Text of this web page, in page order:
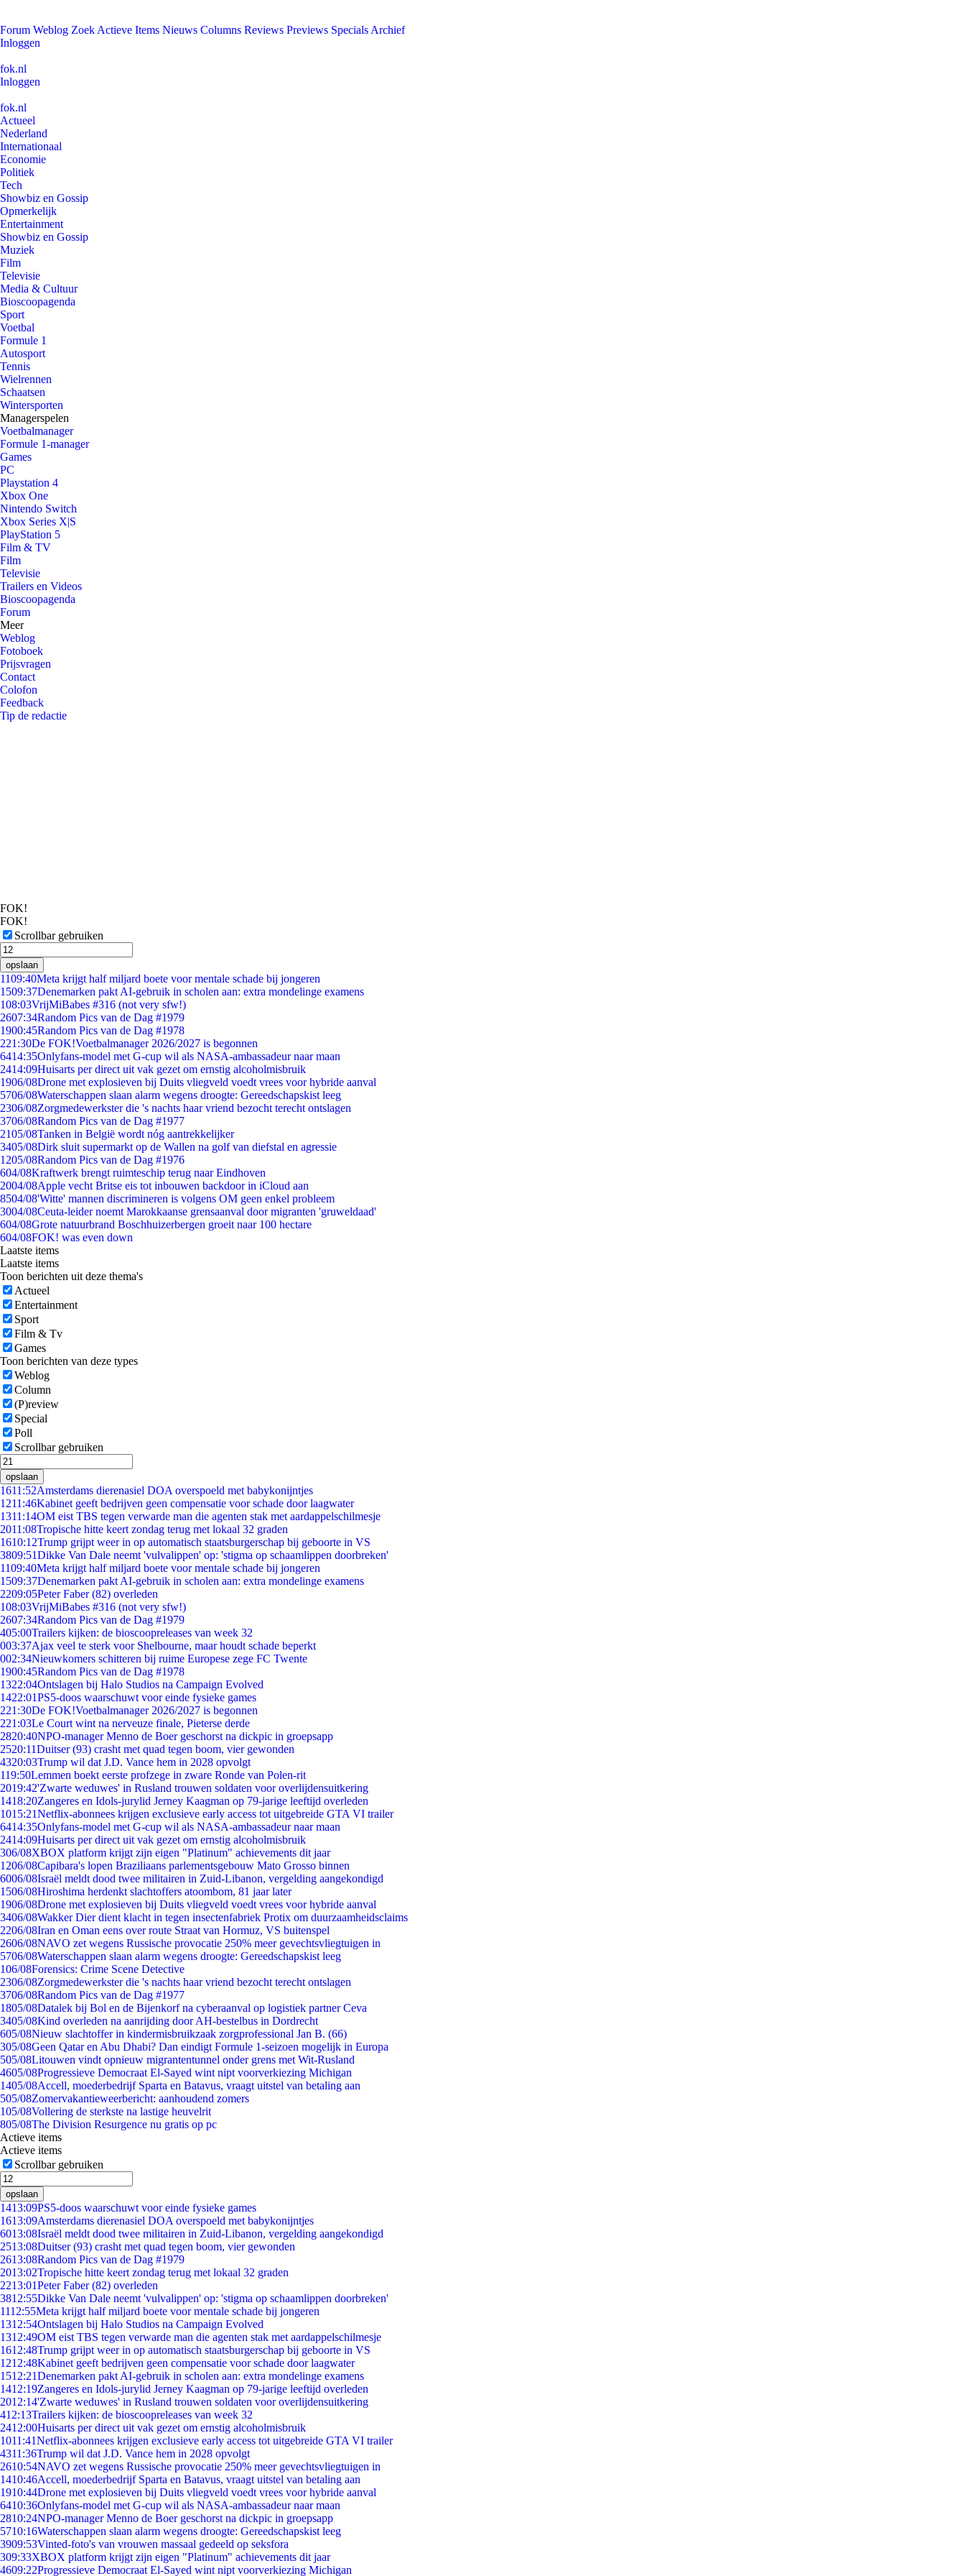
Forum Weblog Zoek Actieve Items Nieuws Columns Reviews Previews Specials Archief
Inloggen
fok.nl
Inloggen
fok.nl
Actueel
Nederland
Internationaal
Economie
Politiek
Tech
Showbiz en Gossip
Opmerkelijk
Entertainment
Showbiz en Gossip
Muziek
Film
Televisie
Media & Cultuur
Bioscoopagenda
Sport
Voetbal
Formule 1
Autosport
Tennis
Wielrennen
Schaatsen
Wintersporten
Managerspelen
Voetbalmanager
Formule 1-manager
Games
PC
Playstation 4
Xbox One
Nintendo Switch
Xbox Series X|S
PlayStation 5
Film & TV
Film
Televisie
Trailers en Videos
Bioscoopagenda
Forum
Meer
Weblog
Fotoboek
Prijsvragen
Contact
Colofon
Feedback
Tip de redactie
FOK!
FOK!
Scrollbar gebruiken
opslaan
1109:40Meta krijgt half miljard boete voor mentale schade bij jongeren
1509:37Denemarken pakt AI-gebruik in scholen aan: extra mondelinge examens
108:03VrijMiBabes #316 (not very sfw!)
2607:34Random Pics van de Dag #1979
1900:45Random Pics van de Dag #1978
221:30De FOK!Voetbalmanager 2026/2027 is begonnen
6414:35Onlyfans-model met G-cup wil als NASA-ambassadeur naar maan
2414:09Huisarts per direct uit vak gezet om ernstig alcoholmisbruik
1906/08Drone met explosieven bij Duits vliegveld voedt vrees voor hybride aanval
5706/08Waterschappen slaan alarm wegens droogte: Gereedschapskist leeg
2306/08Zorgmedewerkster die 's nachts haar vriend bezocht terecht ontslagen
3706/08Random Pics van de Dag #1977
2105/08Tanken in België wordt nóg aantrekkelijker
3405/08Dirk sluit supermarkt op de Wallen na golf van diefstal en agressie
1205/08Random Pics van de Dag #1976
604/08Kraftwerk brengt ruimteschip terug naar Eindhoven
2004/08Apple vecht Britse eis tot inbouwen backdoor in iCloud aan
8504/08'Witte' mannen discrimineren is volgens OM geen enkel probleem
3004/08Ceuta-leider noemt Marokkaanse grensaanval door migranten 'gruweldaad'
604/08Grote natuurbrand Boschhuizerbergen groeit naar 100 hectare
604/08FOK! was even down
Laatste items
Laatste items
Toon berichten uit deze thema's
Actueel
Entertainment
Sport
Film & Tv
Games
Toon berichten van deze types
Weblog
Column
(P)review
Special
Poll
Scrollbar gebruiken
opslaan
1611:52Amsterdams dierenasiel DOA overspoeld met babykonijntjes
1211:46Kabinet geeft bedrijven geen compensatie voor schade door laagwater
1311:14OM eist TBS tegen verwarde man die agenten stak met aardappelschilmesje
2011:08Tropische hitte keert zondag terug met lokaal 32 graden
1610:12Trump grijpt weer in op automatisch staatsburgerschap bij geboorte in VS
3809:51Dikke Van Dale neemt 'vulvalippen' op: 'stigma op schaamlippen doorbreken'
1109:40Meta krijgt half miljard boete voor mentale schade bij jongeren
1509:37Denemarken pakt AI-gebruik in scholen aan: extra mondelinge examens
2209:05Peter Faber (82) overleden
108:03VrijMiBabes #316 (not very sfw!)
2607:34Random Pics van de Dag #1979
405:00Trailers kijken: de bioscoopreleases van week 32
003:37Ajax veel te sterk voor Shelbourne, maar houdt schade beperkt
002:34Nieuwkomers schitteren bij ruime Europese zege FC Twente
1900:45Random Pics van de Dag #1978
1322:04Ontslagen bij Halo Studios na Campaign Evolved
1422:01PS5-doos waarschuwt voor einde fysieke games
221:30De FOK!Voetbalmanager 2026/2027 is begonnen
221:03Le Court wint na nerveuze finale, Pieterse derde
2820:40NPO-manager Menno de Boer geschorst na dickpic in groepsapp
2520:11Duitser (93) crasht met quad tegen boom, vier gewonden
4320:03Trump wil dat J.D. Vance hem in 2028 opvolgt
119:50Lemmen boekt eerste profzege in zware Ronde van Polen-rit
2019:42'Zwarte weduwes' in Rusland trouwen soldaten voor overlijdensuitkering
1418:20Zangeres en Idols-jurylid Jerney Kaagman op 79-jarige leeftijd overleden
1015:21Netflix-abonnees krijgen exclusieve early access tot uitgebreide GTA VI trailer
6414:35Onlyfans-model met G-cup wil als NASA-ambassadeur naar maan
2414:09Huisarts per direct uit vak gezet om ernstig alcoholmisbruik
306/08XBOX platform krijgt zijn eigen "Platinum" achievements dit jaar
1206/08Capibara's lopen Braziliaans parlementsgebouw Mato Grosso binnen
6006/08Israël meldt dood twee militairen in Zuid-Libanon, vergelding aangekondigd
1506/08Hiroshima herdenkt slachtoffers atoombom, 81 jaar later
1906/08Drone met explosieven bij Duits vliegveld voedt vrees voor hybride aanval
3406/08Wakker Dier dient klacht in tegen insectenfabriek Protix om duurzaamheidsclaims
2206/08Iran en Oman eens over route Straat van Hormuz, VS buitenspel
2606/08NAVO zet wegens Russische provocatie 250% meer gevechtsvliegtuigen in
5706/08Waterschappen slaan alarm wegens droogte: Gereedschapskist leeg
106/08Forensics: Crime Scene Detective
2306/08Zorgmedewerkster die 's nachts haar vriend bezocht terecht ontslagen
3706/08Random Pics van de Dag #1977
1805/08Datalek bij Bol en de Bijenkorf na cyberaanval op logistiek partner Ceva
3405/08Kind overleden na aanrijding door AH-bestelbus in Dordrecht
605/08Nieuw slachtoffer in kindermisbruikzaak zorgprofessional Jan B. (66)
305/08Geen Qatar en Abu Dhabi? Dan eindigt Formule 1-seizoen mogelijk in Europa
505/08Litouwen vindt opnieuw migrantentunnel onder grens met Wit-Rusland
4605/08Progressieve Democraat El-Sayed wint nipt voorverkiezing Michigan
1405/08Accell, moederbedrijf Sparta en Batavus, vraagt uitstel van betaling aan
505/08Zomervakantieweerbericht: aanhoudend zomers
105/08Vollering de sterkste na lastige heuvelrit
805/08The Division Resurgence nu gratis op pc
Actieve items
Actieve items
Scrollbar gebruiken
opslaan
1413:09PS5-doos waarschuwt voor einde fysieke games
1613:09Amsterdams dierenasiel DOA overspoeld met babykonijntjes
6013:08Israël meldt dood twee militairen in Zuid-Libanon, vergelding aangekondigd
2513:08Duitser (93) crasht met quad tegen boom, vier gewonden
2613:08Random Pics van de Dag #1979
2013:02Tropische hitte keert zondag terug met lokaal 32 graden
2213:01Peter Faber (82) overleden
3812:55Dikke Van Dale neemt 'vulvalippen' op: 'stigma op schaamlippen doorbreken'
1112:55Meta krijgt half miljard boete voor mentale schade bij jongeren
1312:54Ontslagen bij Halo Studios na Campaign Evolved
1312:49OM eist TBS tegen verwarde man die agenten stak met aardappelschilmesje
1612:48Trump grijpt weer in op automatisch staatsburgerschap bij geboorte in VS
1212:48Kabinet geeft bedrijven geen compensatie voor schade door laagwater
1512:21Denemarken pakt AI-gebruik in scholen aan: extra mondelinge examens
1412:19Zangeres en Idols-jurylid Jerney Kaagman op 79-jarige leeftijd overleden
2012:14'Zwarte weduwes' in Rusland trouwen soldaten voor overlijdensuitkering
412:13Trailers kijken: de bioscoopreleases van week 32
2412:00Huisarts per direct uit vak gezet om ernstig alcoholmisbruik
1011:41Netflix-abonnees krijgen exclusieve early access tot uitgebreide GTA VI trailer
4311:36Trump wil dat J.D. Vance hem in 2028 opvolgt
2610:54NAVO zet wegens Russische provocatie 250% meer gevechtsvliegtuigen in
1410:46Accell, moederbedrijf Sparta en Batavus, vraagt uitstel van betaling aan
1910:44Drone met explosieven bij Duits vliegveld voedt vrees voor hybride aanval
6410:36Onlyfans-model met G-cup wil als NASA-ambassadeur naar maan
2810:24NPO-manager Menno de Boer geschorst na dickpic in groepsapp
5710:16Waterschappen slaan alarm wegens droogte: Gereedschapskist leeg
3909:53Vinted-foto's van vrouwen massaal gedeeld op seksfora
309:33XBOX platform krijgt zijn eigen "Platinum" achievements dit jaar
4609:22Progressieve Democraat El-Sayed wint nipt voorverkiezing Michigan